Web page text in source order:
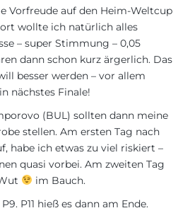
Vorfreude auf den Heim-Weltcup
wollte ich natürlich alles
– super Stimmung – 0,05
dann schon kurz ärgerlich. Das
besser werden – vor allem
nächstes Finale!
(BUL) sollten dann meine
stellen. Am ersten Tag nach
habe ich etwas zu viel riskiert –
quasi vorbei. Am zweiten Tag
im Bauch.
P11 hieß es dann am Ende.